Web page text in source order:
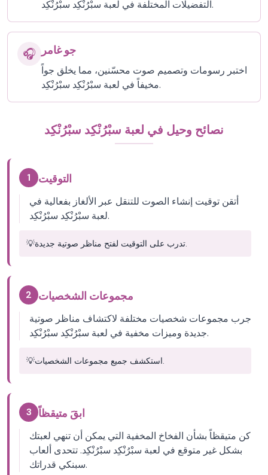
التفضيلات المختلفة في لعبة سبْرُنْكِد سبْرُنْكِد.
🎧 جو غامر
اختبر رسومات وتصميم صوت محسّنين، مما يخلق جواً
مخيفاً في لعبة سبْرُنْكِد سبْرُنْكِد.
نصائح وحيل في لعبة سبْرُنْكِد سبْرُنْكِد
1 التوقيت
أتقن توقيت إنشاء الصوت للتنقل عبر الألغاز بفعالية في
لعبة سبْرُنْكِد سبْرُنْكِد.
💡 تدرب على التوقيت لفتح مناظر صوتية جديدة.
2 مجموعات الشخصيات
جرب مجموعات شخصيات مختلفة لاكتشاف مناظر صوتية
جديدة وميزات مخفية في لعبة سبْرُنْكِد سبْرُنْكِد.
💡 استكشف جميع مجموعات الشخصيات.
3 ابقَ متيقظاً
كن متيقظاً بشأن الفخاخ المخفية التي يمكن أن تنهي لعبتك
بشكل غير متوقع في لعبة سبْرُنْكِد سبْرُنْكِد. تتحدى ألعاب
سبنكي قدراتك.